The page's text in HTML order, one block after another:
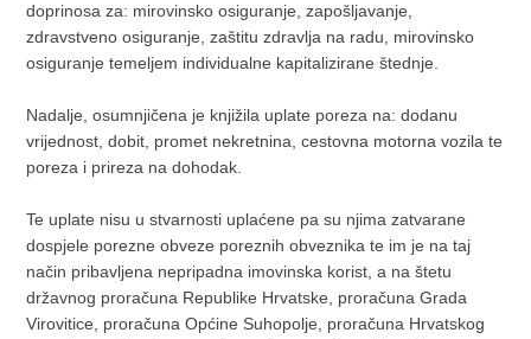
doprinosa za: mirovinsko osiguranje, zapošljavanje,
zdravstveno osiguranje, zaštitu zdravlja na radu, mirovinsko
osiguranje temeljem individualne kapitalizirane štednje.
Nadalje, osumnjičena je knjižila uplate poreza na: dodanu
vrijednost, dobit, promet nekretnina, cestovna motorna vozila te
poreza i prireza na dohodak.
Te uplate nisu u stvarnosti uplaćene pa su njima zatvarane
dospjele porezne obveze poreznih obveznika te im je na taj
način pribavljena nepripadna imovinska korist, a na štetu
državnog proračuna Republike Hrvatske, proračuna Grada
Virovitice, proračuna Općine Suhopolje, proračuna Hrvatskog